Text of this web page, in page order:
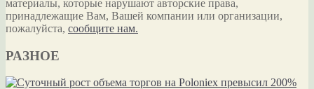
материалы, которые нарушают авторские права,
принадлежащие Вам, Вашей компании или организации,
пожалуйста, сообщите нам.
РАЗНОЕ